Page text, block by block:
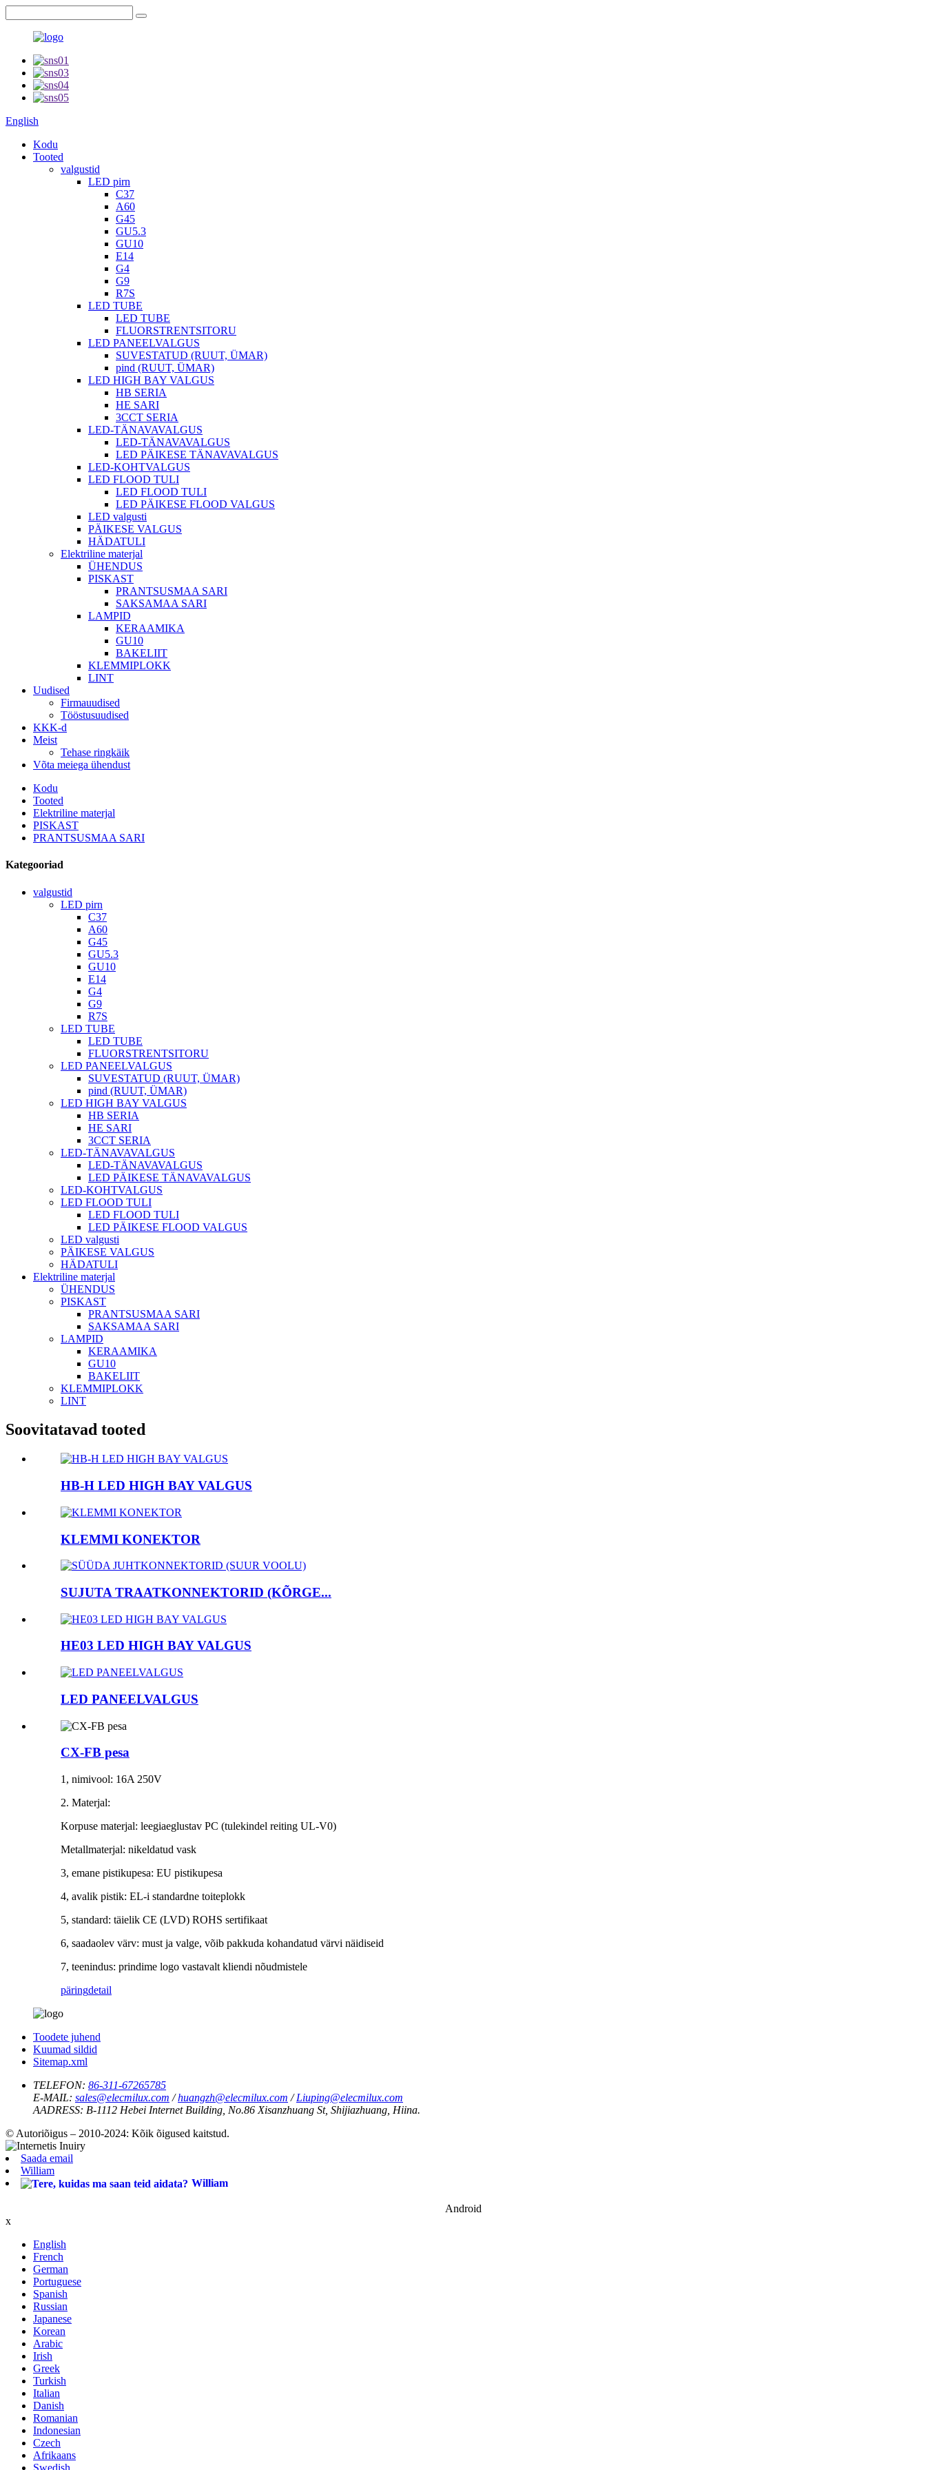
English
Kodu
Tooted
valgustid
LED pirn
C37
A60
G45
GU5.3
GU10
E14
G4
G9
R7S
LED TUBE
LED TUBE
FLUORSTRENTSITORU
LED PANEELVALGUS
SUVESTATUD (RUUT, ÜMAR)
pind (RUUT, ÜMAR)
LED HIGH BAY VALGUS
HB SERIA
HE SARI
3CCT SERIA
LED-TÄNAVAVALGUS
LED-TÄNAVAVALGUS
LED PÄIKESE TÄNAVAVALGUS
LED-KOHTVALGUS
LED FLOOD TULI
LED FLOOD TULI
LED PÄIKESE FLOOD VALGUS
LED valgusti
PÄIKESE VALGUS
HÄDATULI
Elektriline materjal
ÜHENDUS
PISKAST
PRANTSUSMAA SARI
SAKSAMAA SARI
LAMPID
KERAAMIKA
GU10
BAKELIIT
KLEMMIPLOKK
LINT
Uudised
Firmauudised
Tööstusuudised
KKK-d
Meist
Tehase ringkäik
Võta meiega ühendust
Kodu
Tooted
Elektriline materjal
PISKAST
PRANTSUSMAA SARI
Kategooriad
valgustid
LED pirn
C37
A60
G45
GU5.3
GU10
E14
G4
G9
R7S
LED TUBE
LED TUBE
FLUORSTRENTSITORU
LED PANEELVALGUS
SUVESTATUD (RUUT, ÜMAR)
pind (RUUT, ÜMAR)
LED HIGH BAY VALGUS
HB SERIA
HE SARI
3CCT SERIA
LED-TÄNAVAVALGUS
LED-TÄNAVAVALGUS
LED PÄIKESE TÄNAVAVALGUS
LED-KOHTVALGUS
LED FLOOD TULI
LED FLOOD TULI
LED PÄIKESE FLOOD VALGUS
LED valgusti
PÄIKESE VALGUS
HÄDATULI
Elektriline materjal
ÜHENDUS
PISKAST
PRANTSUSMAA SARI
SAKSAMAA SARI
LAMPID
KERAAMIKA
GU10
BAKELIIT
KLEMMIPLOKK
LINT
Soovitatavad tooted
HB-H LED HIGH BAY VALGUS
KLEMMI KONEKTOR
SUJUTA TRAATKONNEKTORID (KÕRGE...
HE03 LED HIGH BAY VALGUS
LED PANEELVALGUS
CX-FB pesa
1, nimivool: 16A 250V
2. Materjal:
Korpuse materjal: leegiaeglustav PC (tulekindel reiting UL-V0)
Metallmaterjal: nikeldatud vask
3, emane pistikupesa: EU pistikupesa
4, avalik pistik: EL-i standardne toiteplokk
5, standard: täielik CE (LVD) ROHS sertifikaat
6, saadaolev värv: must ja valge, võib pakkuda kohandatud värvi näidiseid
7, teenindus: prindime logo vastavalt kliendi nõudmistele
päringdetail
Toodete juhend
Kuumad sildid
Sitemap.xml
TELEFON: 86-311-67265785
E-MAIL: sales@elecmilux.com /huangzh@elecmilux.com /Liuping@elecmilux.com
AADRESS: B-1112 Hebei Internet Building, No.86 Xisanzhuang St, Shijiazhuang, Hiina.
© Autoriõigus – 2010-2024: Kõik õigused kaitstud.
Saada email
William
William
Android
x
English
French
German
Portuguese
Spanish
Russian
Japanese
Korean
Arabic
Irish
Greek
Turkish
Italian
Danish
Romanian
Indonesian
Czech
Afrikaans